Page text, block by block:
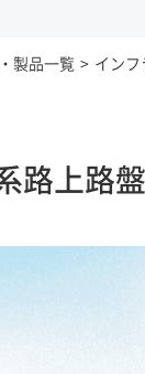
製品一覧 イン
路上路